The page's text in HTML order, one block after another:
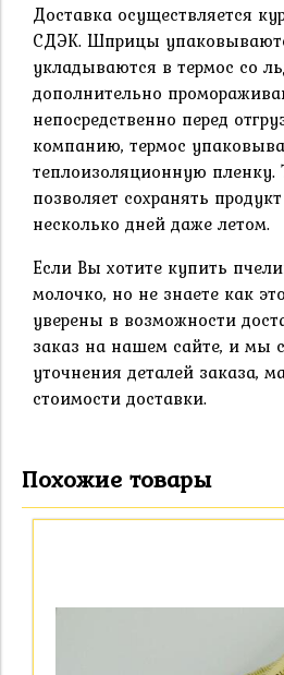
Доставка осуществляется
СДЭК. Шприцы
укладываются в термос со
дополнительно
непосредственно перед
компанию, термос
теплоизоляционную пленку.
позволяет сохранять
несколько дней даже летом.
Если Вы хотите купить
молочко, но не знаете как
уверены в возможности
заказ на нашем сайте, и мы
уточнения деталей заказа,
стоимости доставки.
Похожие товары